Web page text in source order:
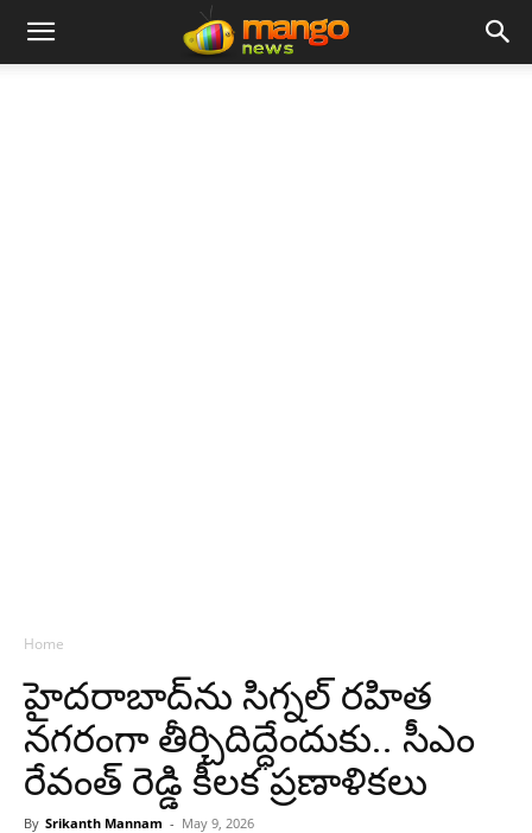
Home
హైదరాబాద్‌ను సిగ్నల్ రహిత
నగరంగా తీర్చిదిద్ధేందుకు.. సీఎం
రేవంత్ రెడ్డి కీలక ప్రణాళికలు
By Srikanth Mannam - May 9, 2026